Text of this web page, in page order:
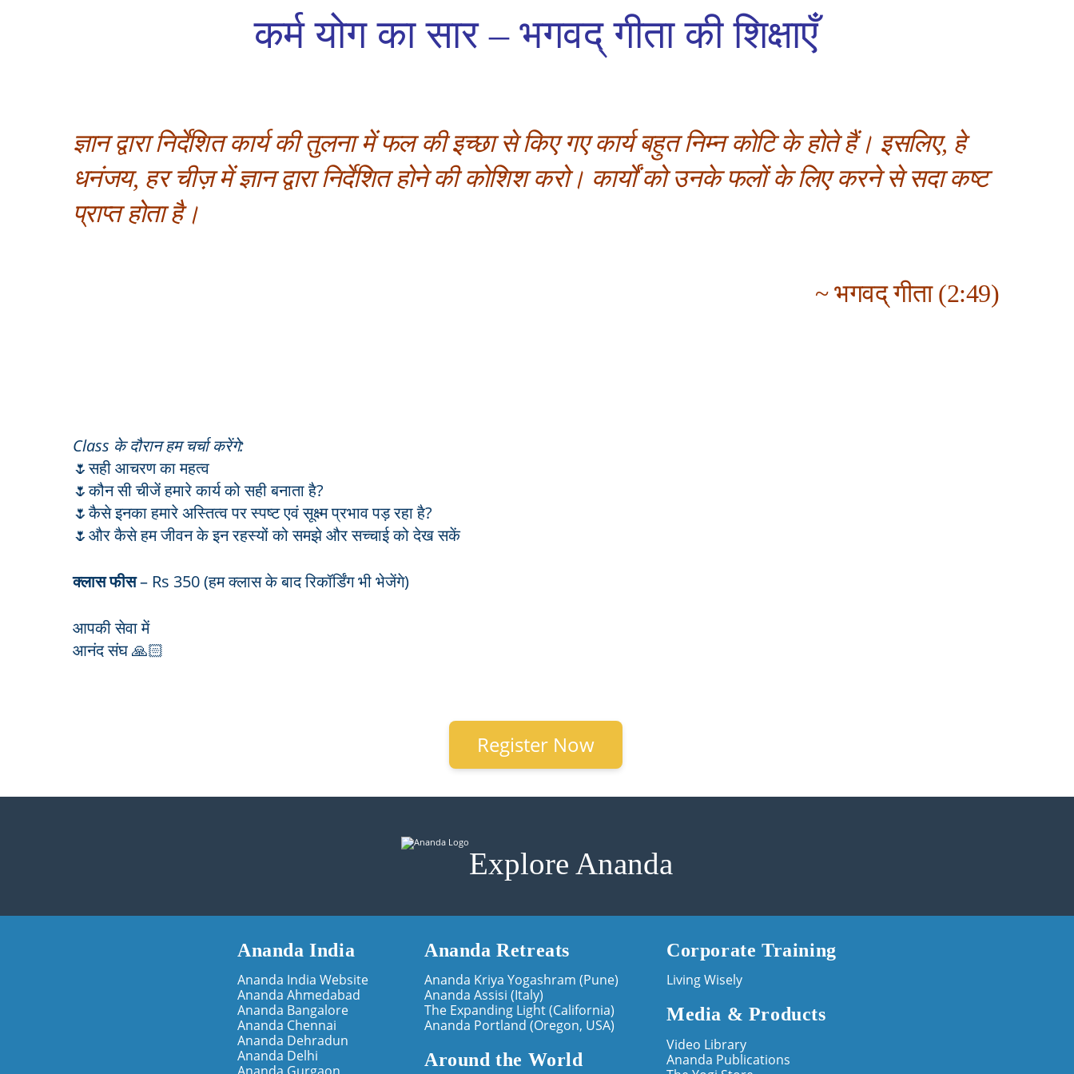
कर्म योग का सार– भगवद् गीता की शिक्षाएँ
ज्ञान द्वारा निर्देशित कार्य की तुलना में फल की इच्छा से किए गए कार्य बहुत निम्न कोटि के होते हैं। इसलिए, हे
धनंजय, हर चीज़ में ज्ञान द्वारा निर्देशित होने की कोशिश करो। कार्यों को उनके फलों के लिए करने से सदा कष्ट
प्राप्त होता है।
~ भगवद् गीता (2:49)
Class के दौरान हम चर्चा करेंगे:
🌷सही आचरण का महत्व
🌷कौन सी चीजें हमारे कार्य को सही बनाता है?
🌷कैसे इनका हमारे अस्तित्व पर स्पष्ट एवं सूक्ष्म प्रभाव पड़ रहा है?
🌷और कैसे हम जीवन के इन रहस्यों को समझे और सच्चाई को देख सकें
क्लास फीस– Rs 350 (हम क्लास के बाद रिकॉर्डिंग भी भेजेंगे)
आपकी सेवा में
आनंद संघ 🙏🏻
Register Now
Explore Ananda
Ananda India
Ananda India Website
Ananda Ahmedabad
Ananda Bangalore
Ananda Chennai
Ananda Dehradun
Ananda Delhi
Ananda Retreats
Ananda Kriya Yogashram (Pune)
Ananda Assisi (Italy)
The Expanding Light (California)
Ananda Portland (Oregon, USA)
Around the World
Corporate Training
Living Wisely
Media & Products
Video Library
Ananda Publications